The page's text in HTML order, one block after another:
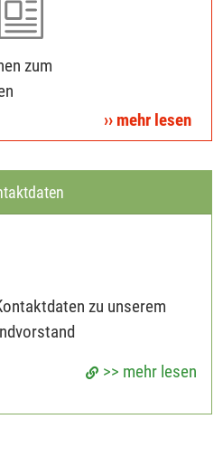
zum
›› mehr lesen
zu unserem
>> mehr lesen